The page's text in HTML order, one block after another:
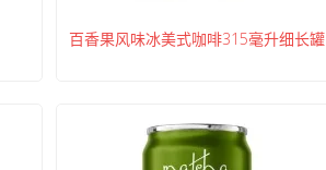
百香果风味冰美式咖啡315毫升细长罐